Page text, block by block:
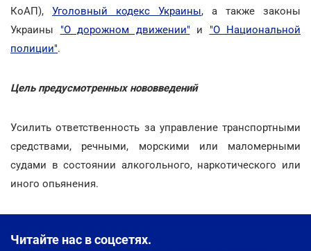
КоАП), Уголовный кодекс Украины, а также законы
Украины "О дорожном движении" и "О Национальной
полиции".
Цель предусмотренных нововведений
Усилить ответственность за управление транспортными
средствами, речными, морскими или маломерными
судами в состоянии алкогольного, наркотического или
иного опьянения.
Читайте нас в соцсетях.